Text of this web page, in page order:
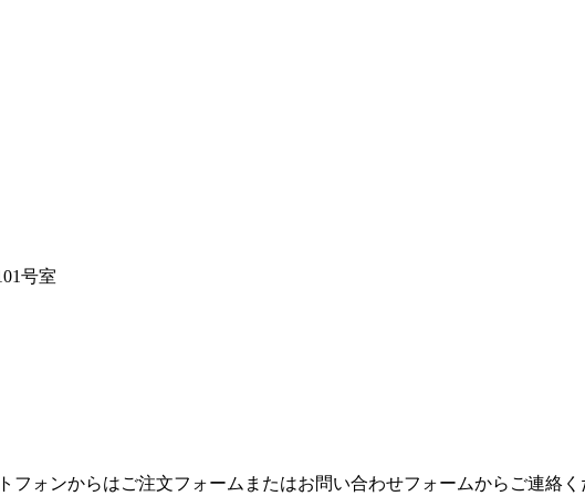
号室
フォンからはご注文フォームまたはお問い合わせフォームからご連絡